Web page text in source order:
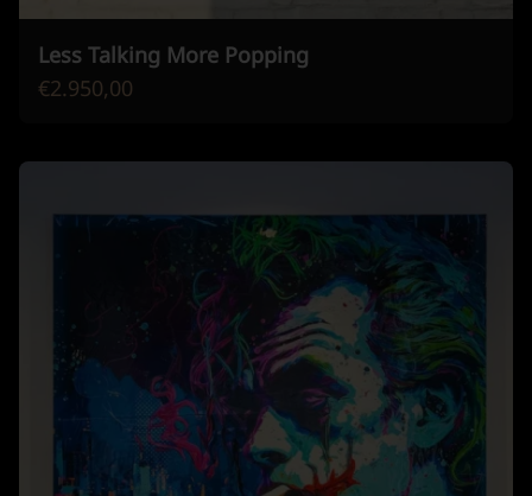
Less Talking More Popping
€2.950,00